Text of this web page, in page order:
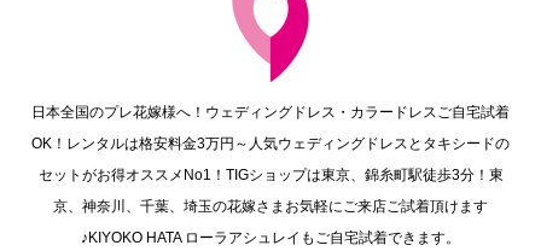
日本全国のプレ花嫁様へ！ウェディングドレス・カラードレスご自宅試着
OK！レンタルは格安料金3万円～人気ウェディングドレスとタキシードの
セットがお得オススメNo1！TIGショップは東京、錦糸町駅徒歩3分！東
京、神奈川、千葉、埼玉の花嫁さまお気軽にご来店ご試着頂けます
♪KIYOKO HATA ローラアシュレイもご自宅試着できます。